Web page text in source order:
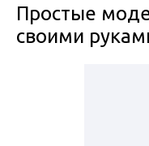
Простые
своими